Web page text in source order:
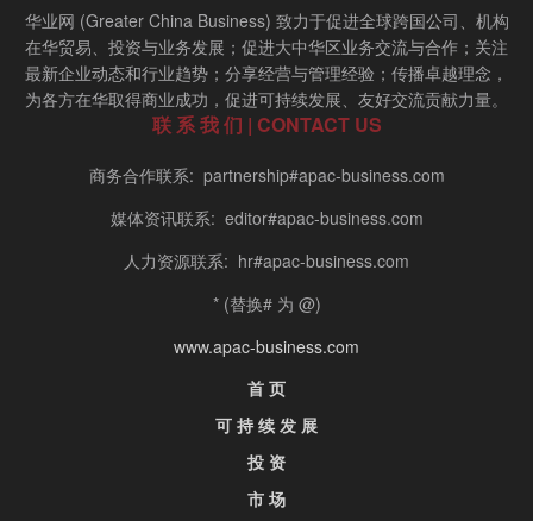
华业网 (Greater China Business) 致力于促进全球跨国公司、机构
在华贸易、投资与业务发展；促进大中华区业务交流与合作；关注
最新企业动态和行业趋势；分享经营与管理经验；传播卓越理念，
为各方在华取得商业成功，促进可持续发展、友好交流贡献力量。
联 系 我 们 | CONTACT US
商务合作联系: partnership#apac-business.com
媒体资讯联系: editor#apac-business.com
人力资源联系: hr#apac-business.com
* (替换# 为 @)
www.apac-business.com
首 页
可 持 续 发 展
投 资
市 场